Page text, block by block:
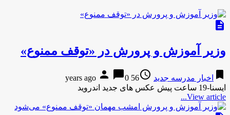
description
وزیر آموزش و پرورش در «توقف ممنوع»
bookmark اخبار مدرسه جدید access_time
56 years ago
person chat_bubble0
ایسنا-19 ساعت پیش عکس های جدید اندروید
View article...